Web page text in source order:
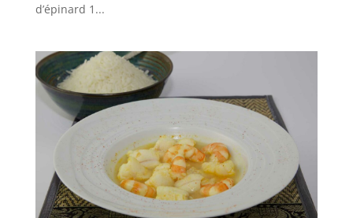
d’épinard 1...